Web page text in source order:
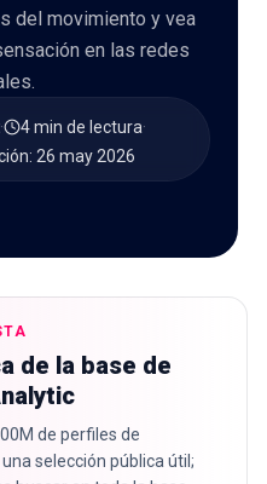
del movimiento y vea
en las redes
· 4 min de lectura·
: 26 may 2026
de la base de
de perfiles de
selección pública útil;